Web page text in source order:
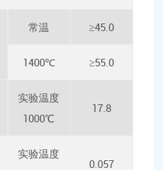
常温 ≥45.0
1400℃ ≥55.0
实验温度
1000℃
17.8
实验温度
0.057